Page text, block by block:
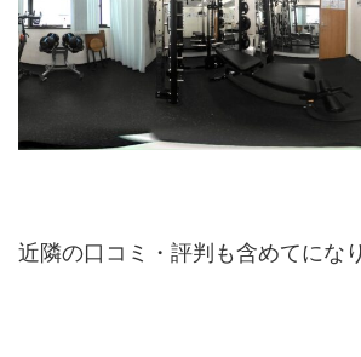
近隣の口コミ・評判も含めてにな